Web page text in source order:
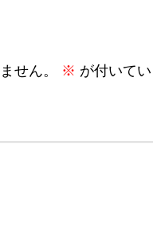
せん。 ※ が付いて